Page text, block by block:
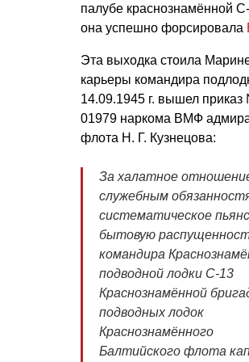
палубе краснознамённой
она успешно форсировала
Эта выходка стоила
карьеры командира
14.09.1945 г. вышел
01979 наркома ВМФ
флота Н. Г. Кузнецова:
За халатное
служебным
систематическое
бытовую
командира
подводной лодки С-13
Краснознамённой
подводных лодок
Краснознамённого
Балтийского флота